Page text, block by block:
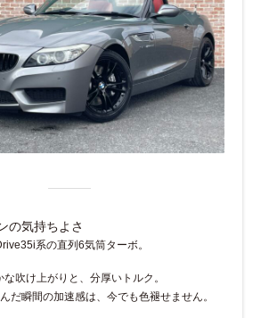
の気持ちよさ
系の直列6気筒ターボ。
吹け上がりと、分厚いトルク。
だ瞬間の加速感は、今でも色褪せません。